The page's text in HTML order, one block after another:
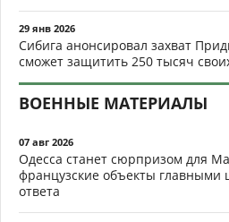
29 янв 2026
Сибига анонсировал захват
сможет защитить 250 тысяч
ВОЕННЫЕ МАТЕРИАЛЫ
07 авг 2026
Одесса станет сюрпризом для
французские объекты главными
ответа